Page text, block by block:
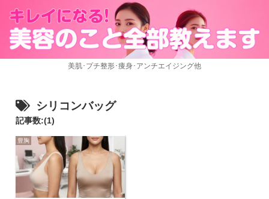
美肌･プチ整形･痩身･アンチエイジング他
シリコンバッグ
記事数:(1)
豊胸